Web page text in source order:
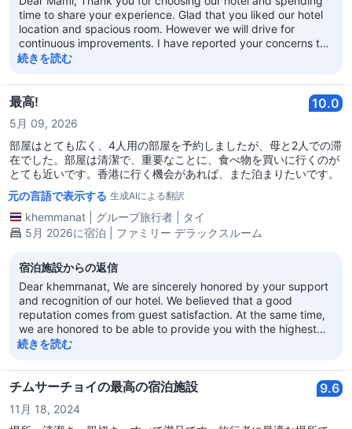
time to share your experience. Glad that you liked our hotel
location and spacious room. However we will drive for
continuous improvements. I have reported your concerns to
the relevant department immediately and will strengthen
continuously improve service quality. Besides, we have
taken note of your comment regarding housekeeping service
will pay more attention on refillment of room amenities. We
look forward to welcoming you back in the not too distant
future. With best regards Regal Kowloon Hotel
続きを読む
最高! 10.0
5月 09, 2026
部屋はとても広く、4人用の部屋を予約しましたが、母と2人での滞
在でした。部屋は清潔で、重要なことに、食べ物を買いに行くのが
とても近いです。香港に行く機会があれば、また泊まりたいです。
元の言語で表示する 生成AIによる翻訳
khemmanat グループ旅行者
タイ
5月 2026に宿泊 | ファミリー デラックスルーム
宿泊施設からの返信
Dear khemmanat, We are sincerely honored by your support
and recognition of our hotel. We believed that a good
reputation comes from guest satisfaction. At the same time,
we are honored to be able to provide you with the highest
quality service. We warmly welcome you to choose our hotel
Sincerely look forward to your next visit! Regal Kowloon Hotel
続きを読む
チムサーチョイの最高の宿泊施設 9.6
11月 18, 2024